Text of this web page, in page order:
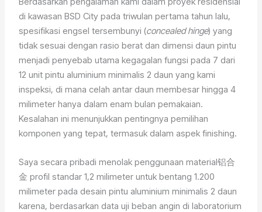
di kawasan BSD City pada triwulan pertama tahun lalu,
spesifikasi engsel tersembunyi (concealed hinge) yang
tidak sesuai dengan rasio berat dan dimensi daun pintu
menjadi penyebab utama kegagalan fungsi pada 7 dari
12 unit pintu aluminium minimalis 2 daun yang kami
inspeksi, di mana celah antar daun membesar hingga 4
milimeter hanya dalam enam bulan pemakaian.
Kesalahan ini menunjukkan pentingnya pemilihan
komponen yang tepat, termasuk dalam aspek finishing.
Saya secara pribadi menolak penggunaan material铝合
金 profil standar 1,2 milimeter untuk bentang 1.200
milimeter pada desain pintu aluminium minimalis 2 daun
karena, berdasarkan data uji beban angin di laboratorium